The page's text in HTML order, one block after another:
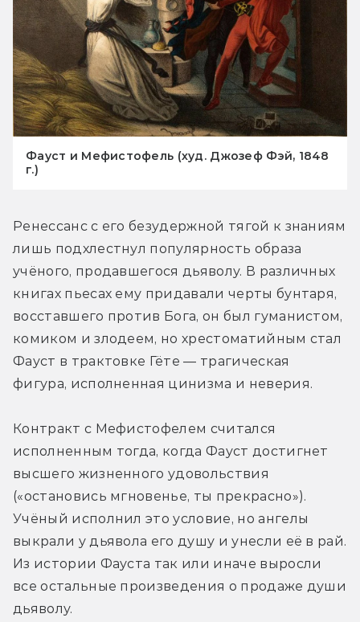
Фауст и Мефистофель (худ. Джозеф Фэй, 1848
г.)
Ренессанс с его безудержной тягой к знаниям
лишь подхлестнул популярность образа
учёного, продавшегося дьяволу. В различных
книгах пьесах ему придавали черты бунтаря,
восставшего против Бога, он был гуманистом,
комиком и злодеем, но хрестоматийным стал
Фауст в трактовке Гёте — трагическая
фигура, исполненная цинизма и неверия.
Контракт с Мефистофелем считался
исполненным тогда, когда Фауст достигнет
высшего жизненного удовольствия
(«остановись мгновенье, ты прекрасно»).
Учёный исполнил это условие, но ангелы
выкрали у дьявола его душу и унесли её в рай.
Из истории Фауста так или иначе выросли
все остальные произведения о продаже души
дьяволу.